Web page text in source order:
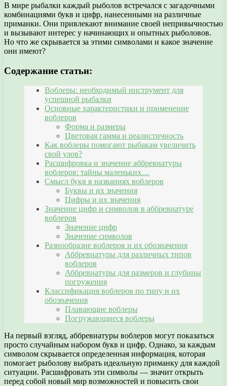
В мире рыбалки каждый рыболов встречался с загадочными
комбинациями букв и цифр, нанесенными на различные
приманки. Они привлекают внимание своей непривычностью
и вызывают интерес у начинающих и опытных рыболовов.
Но что же скрывается за этими символами и какое значение
они имеют?
Содержание статьи:
Воблеры: необходимый инструмент для
успешной рыбалки
Основные характеристики и применение
воблеров
Форма и размеры
Цветовая гамма и реалистичность
Как воблеры помогают рыбакам увеличить
свой улов?
Расшифровка и значение аббревиатуры
воблеров: тайны маленьких…
Смысл букв в названиях воблеров
Буквы и их значения
Цифры и их значения
Значение цифр и символов в аббревиатуре
воблеров
Значение цифр
Значение символов
Разнообразие воблеров и их обозначения
Аббревиатуры для различных типов
воблеров
Аббревиатуры для размеров и глубины
погружения
Классификация воблеров по типу и их
обозначения
Плавающие воблеры
Погружающиеся воблеры
На первый взгляд, аббревиатуры воблеров могут показаться
просто случайным набором букв и цифр. Однако, за каждым
символом скрывается определенная информация, которая
помогает рыболову выбрать идеальную приманку для каждой
ситуации. Расшифровать эти символы — значит открыть
перед собой новый мир возможностей и повысить свои